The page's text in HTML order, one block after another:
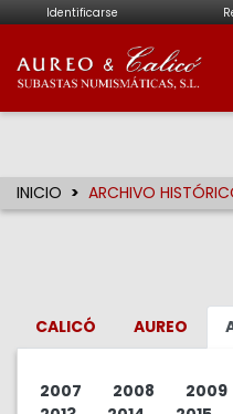
Identificarse
Aureo &
INICIO ARCHIVO
CALICÓ AUREO
2007 2008 2009